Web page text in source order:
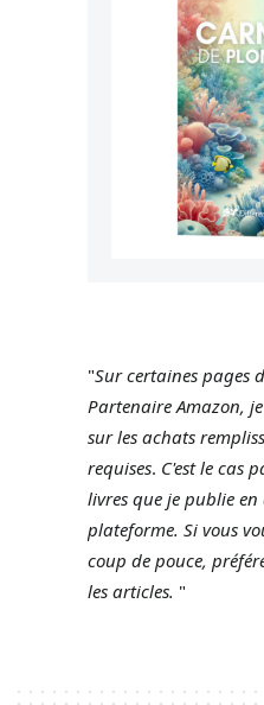
"Sur certaines pages
Partenaire Amazon,
sur les achats
requises. C'est le cas
livres que je publie
plateforme. Si vous
coup de pouce,
les articles. "